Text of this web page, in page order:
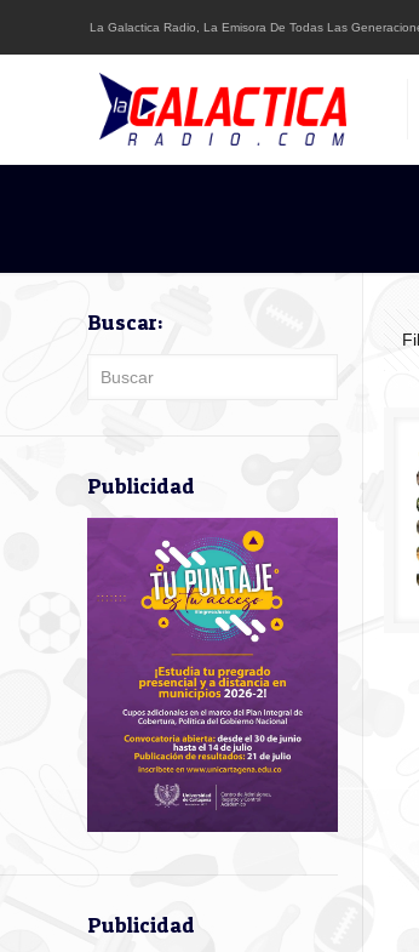
La Galactica Radio, La Emisora De Todas Las
Buscar:
Publicidad
Publicidad